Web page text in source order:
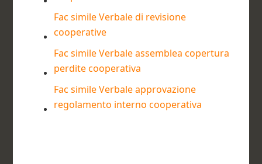
Fac simile Verbale di revisione
cooperative​
Fac simile Verbale assemblea copertura
perdite cooperativa​
Fac simile Verbale approvazione
regolamento interno cooperativa​